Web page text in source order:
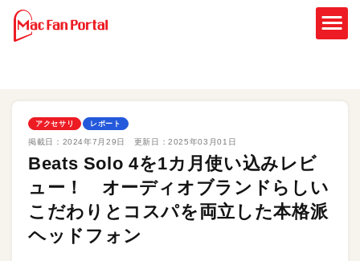
アクセサリ レポート
掲載日： 2024年7月29日 更新日：2025年03月01日
Beats Solo 4を1カ月使い込みレビ
ュー！ オーディオブランドらしい
こだわりとコスパを両立した本格派
ヘッドフォン